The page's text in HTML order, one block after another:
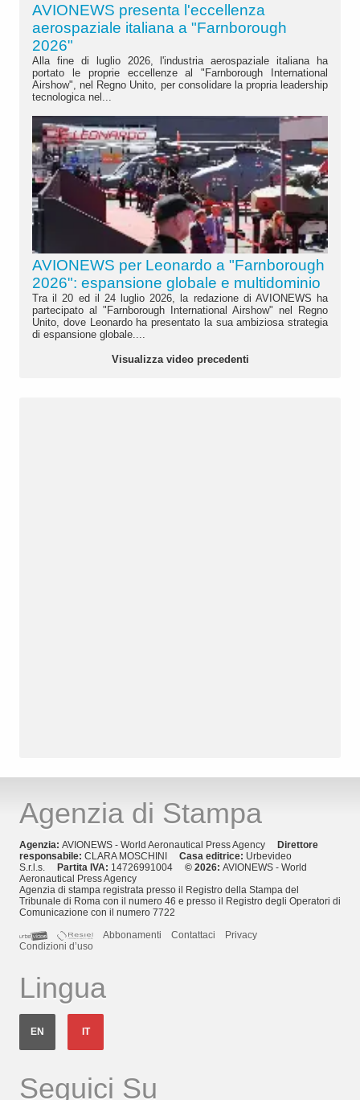
AVIONEWS presenta l'eccellenza
aerospaziale italiana a "Farnborough
2026"
Alla fine di luglio 2026, l'industria aerospaziale italiana ha
portato le proprie eccellenze al "Farnborough International
Airshow", nel Regno Unito, per consolidare la propria leadership
tecnologica nel...
AVIONEWS per Leonardo a "Farnborough
2026": espansione globale e multidominio
Tra il 20 ed il 24 luglio 2026, la redazione di AVIONEWS ha
partecipato al "Farnborough International Airshow" nel Regno
Unito, dove Leonardo ha presentato la sua ambiziosa strategia
di espansione globale....
Visualizza video precedenti
Agenzia di Stampa
Agenzia: AVIONEWS - World Aeronautical Press Agency
Direttore
responsabile: CLARA MOSCHINI Casa editrice: Urbevideo
S.r.l.s.
Partita IVA: 14726991004 © 2026: AVIONEWS - World
Aeronautical Press Agency
Agenzia di stampa registrata presso il Registro della Stampa del
Tribunale di Roma con il numero 46 e presso il Registro degli Operatori di
Comunicazione con il numero 7722
Abbonamenti
Contattaci
Privacy
Condizioni d’uso
Lingua
EN IT
Seguici Su